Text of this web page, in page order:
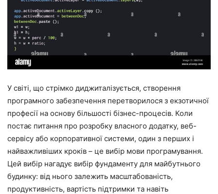
У світі, що стрімко диджиталізується, створення
програмного забезпечення перетворилося з екзотичної
професії на основу більшості бізнес-процесів. Коли
постає питання про розробку власного додатку, веб-
сервісу або корпоративної системи, один з перших і
найважливіших кроків – це вибір мови програмування.
Цей вибір нагадує вибір фундаменту для майбутнього
будинку: від нього залежить масштабованість,
продуктивність, вартість підтримки та навіть